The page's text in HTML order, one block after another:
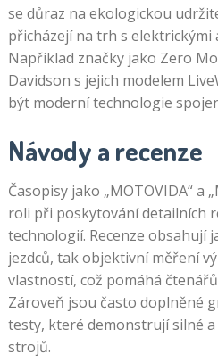
se důraz na ekologickou
přicházejí na trh s elektrickými
Například značky jako Zero
Davidson s jejich modelem
být moderní technologie
Návody a recenze
Časopisy jako „MOTOVIDA“ a
roli při poskytování detailních
technologií. Recenze obsahují
jezdců, tak objektivní měření
vlastností, což pomáhá
Zároveň jsou často doplněné
testy, které demonstrují silné
strojů.